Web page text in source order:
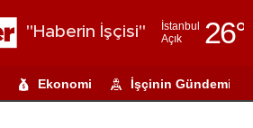
"Haberin İşçisi"
İstanbul
Açık
26°
Adıyaman
Ekonomi İşçinin Gündemi